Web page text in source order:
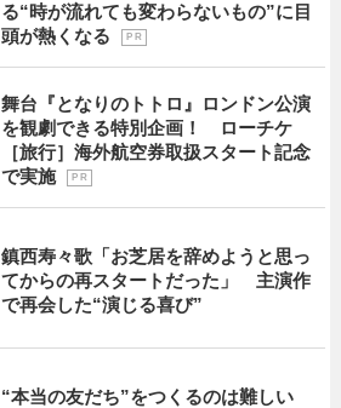
る“時が流れても変わらないもの”に目
頭が熱くなる
P R
舞台『となりのトトロ』ロンドン公演
を観劇できる特別企画！ ローチケ
［旅行］海外航空券取扱スタート記念
で実施
P R
鎮西寿々歌「お芝居を辞めようと思っ
てからの再スタートだった」 主演作
で再会した“演じる喜び”
“本当の友だち”をつくるのは難しい